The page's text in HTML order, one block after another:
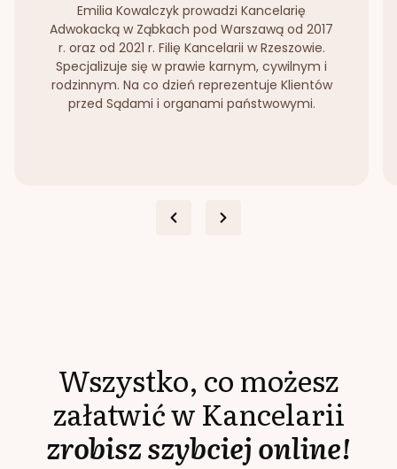
Emilia Kowalczyk prowadzi Kancelarię
Adwokacką w Ząbkach pod Warszawą od 2017
r. oraz od 2021 r. Filię Kancelarii w Rzeszowie.
Specjalizuje się w prawie karnym, cywilnym i
rodzinnym. Na co dzień reprezentuje Klientów
przed Sądami i organami państwowymi.
Wszystko, co możesz
załatwić w Kancelarii
zrobisz szybciej online!